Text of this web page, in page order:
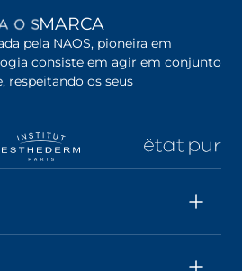
ABRE EM UMA NOVA
MARCA
pela NAOS, pioneira em
consiste em agir em conjunto
respeitando os seus
uma nova guiaabre em uma nova